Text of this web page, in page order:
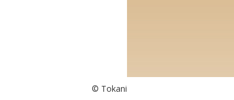
© Tokani